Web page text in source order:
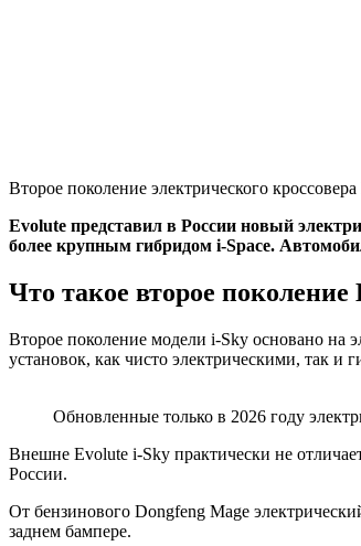
Второе поколение электрического
Evolute представил в России новый
более крупным гибридом i-Space.
Что такое второе
Второе поколение модели i-Sky основано на
установок, как чисто электрическими, так и
Обновленные только в 2026 году
Внешне Evolute i-Sky практически не
России.
От бензинового Dongfeng Mage
заднем бампере.